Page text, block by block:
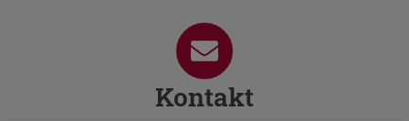
Kontakt